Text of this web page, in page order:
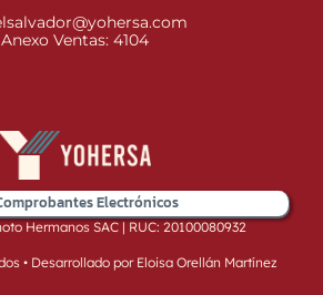
Anexo Ventas: 4104
Electrónicos
Hermanos SAC | RUC: 20100080932
• Desarrollado por Eloisa Orellán Martínez